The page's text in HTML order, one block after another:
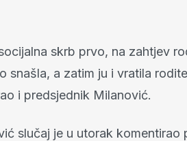
skrb prvo, na zahtjev
snašla, a zatim ju i vratila
i predsjednik Milanović.
slučaj je u utorak komentirao